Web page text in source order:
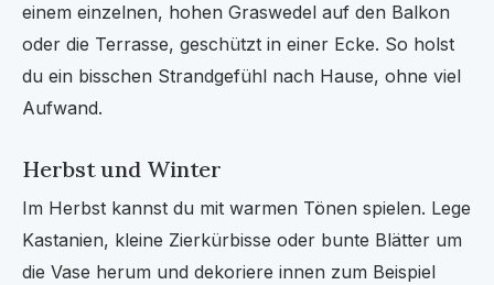
einem einzelnen, hohen Graswedel auf den Balkon
oder die Terrasse, geschützt in einer Ecke. So holst
du ein bisschen Strandgefühl nach Hause, ohne viel
Aufwand.
Herbst und Winter
Im Herbst kannst du mit warmen Tönen spielen. Lege
Kastanien, kleine Zierkürbisse oder bunte Blätter um
die Vase herum und dekoriere innen zum Beispiel